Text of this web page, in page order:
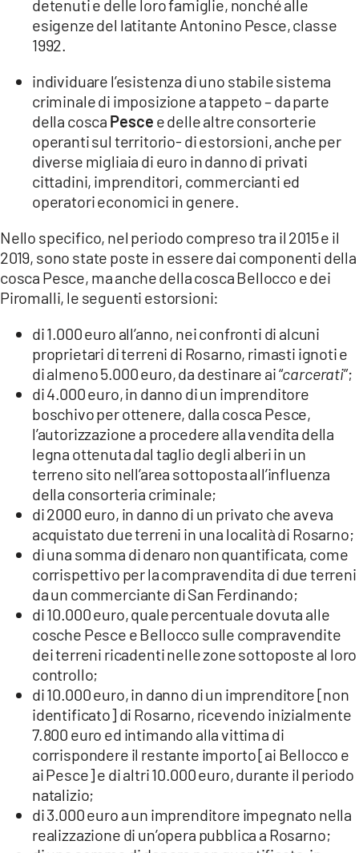
detenuti e delle loro famiglie, nonché alle
esigenze del latitante Antonino Pesce, classe
1992.
individuare l’esistenza di uno stabile sistema
criminale di imposizione a tappeto – da parte
della cosca Pesce e delle altre consorterie
operanti sul territorio- di estorsioni, anche per
diverse migliaia di euro in danno di privati
cittadini, imprenditori, commercianti ed
operatori economici in genere.
Nello specifico, nel periodo compreso tra il 2015 e il
2019, sono state poste in essere dai componenti della
cosca Pesce, ma anche della cosca Bellocco e dei
Piromalli, le seguenti estorsioni:
di 1.000 euro all’anno, nei confronti di alcuni
proprietari di terreni di Rosarno, rimasti ignoti e
di almeno 5.000 euro, da destinare ai “carcerati”;
di 4.000 euro, in danno di un imprenditore
boschivo per ottenere, dalla cosca Pesce,
l’autorizzazione a procedere alla vendita della
legna ottenuta dal taglio degli alberi in un
terreno sito nell’area sottoposta all’influenza
della consorteria criminale;
di 2000 euro, in danno di un privato che aveva
acquistato due terreni in una località di Rosarno;
di una somma di denaro non quantificata, come
corrispettivo per la compravendita di due terreni
da un commerciante di San Ferdinando;
di 10.000 euro, quale percentuale dovuta alle
cosche Pesce e Bellocco sulle compravendite
dei terreni ricadenti nelle zone sottoposte al loro
controllo;
di 10.000 euro, in danno di un imprenditore [non
identificato] di Rosarno, ricevendo inizialmente
7.800 euro ed intimando alla vittima di
corrispondere il restante importo [ai Bellocco e
ai Pesce] e di altri 10.000 euro, durante il periodo
natalizio;
di 3.000 euro a un imprenditore impegnato nella
realizzazione di un’opera pubblica a Rosarno;